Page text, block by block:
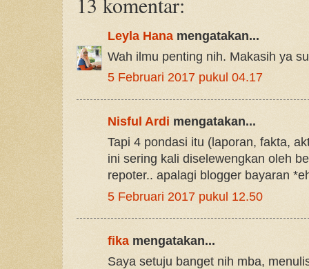
Leyla Hana mengatakan...
Wah ilmu penting nih. Makasih ya
5 Februari 2017 pukul 04.17
Nisful Ardi mengatakan...
Tapi 4 pondasi itu (laporan, fakta,
ini sering kali diselewengkan oleh
repoter.. apalagi blogger bayaran
5 Februari 2017 pukul 12.50
fika mengatakan...
Saya setuju banget nih mba,